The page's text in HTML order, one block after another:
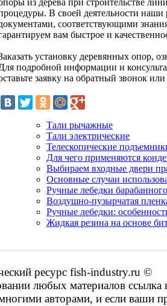
В своей деятельности
соответствующими
вам быстрое и
установку деревянных опор,
подробной информации и
заявку на обратный звонок
Тали рычажные
Тали электрические
Телескопические
Для чего применяются
Выбираем входные двери
Основные случаи
Ручные лебедки
Воздушно-пузырчатая
Ручные лебедки:
Жидкая резина на основе
ресурс fish-industry.ru ©
любых материалов ссылка
авторами, и если ваши